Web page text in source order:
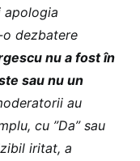
apologia
o dezbatere
nu a fost în
sau nu un
au
cu ”Da” sau
iritat, a